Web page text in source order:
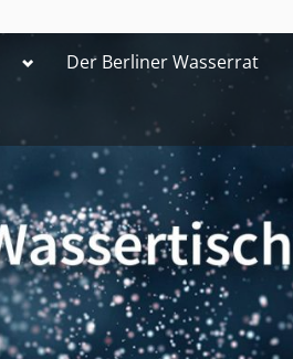
ToggleDer Berliner Wasserrat